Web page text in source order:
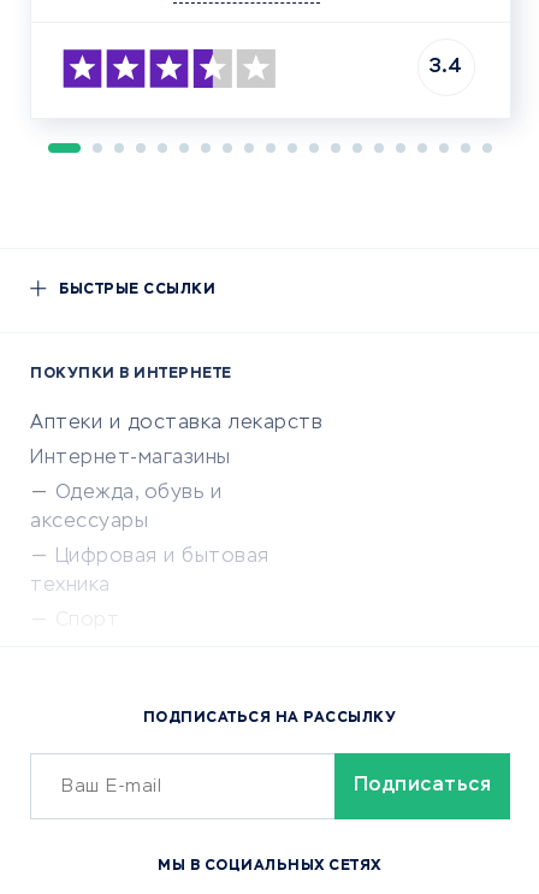
3.4
БЫСТРЫЕ ССЫЛКИ
ПОКУПКИ В ИНТЕРНЕТЕ
Аптеки и доставка лекарств
Интернет-магазины
Одежда, обувь и
аксессуары
Цифровая и бытовая
техника
Спорт
Сервисы доставки
ОБУЧЕНИЕ И РАБОТА
ПОДПИСАТЬСЯ НА РАССЫЛКУ
МЫ В СОЦИАЛЬНЫХ СЕТЯХ